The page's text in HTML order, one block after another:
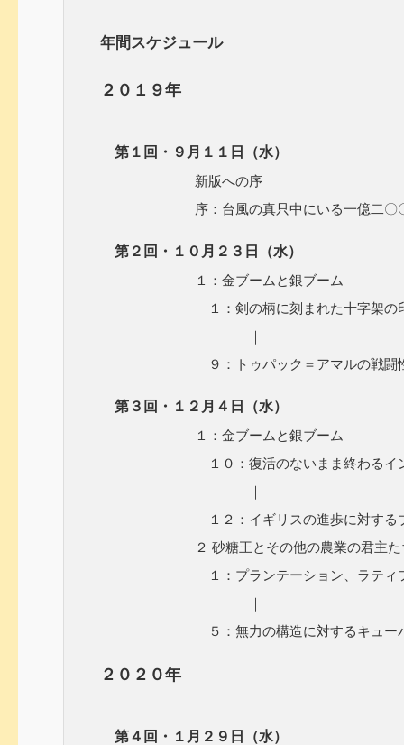
年間スケジュール
２０１９年
第１回・９月１１日（水）
新版への序
序：台風の真只中にいる一億二〇〇
第２回・１０月２３日（水）
１：金ブームと銀ブーム
１：剣の柄に刻まれた十字架の
｜
９：トゥパック＝アマルの戦闘性
第３回・１２月４日（水）
１：金ブームと銀ブーム
１０：復活のないまま終わるインデ
｜
１２：イギリスの進歩に対するブラ
２ 砂糖王とその他の農業の君主た
１：プランテーション、ラティフン
｜
５：無力の構造に対するキューバ
２０２０年
第４回・１月２９日（水）